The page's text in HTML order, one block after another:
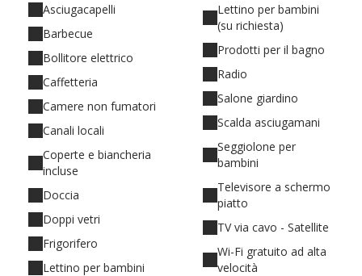
Asciugacapelli
Barbecue
Bollitore elettrico
Caffetteria
Camere non fumatori
Canali locali
Coperte e biancheria
incluse
Doccia
Doppi vetri
Frigorifero
Lettino per bambini
Lettino per bambini
(su richiesta)
Prodotti per il bagno
Radio
Salone giardino
Scalda asciugamani
Seggiolone per
bambini
Televisore a schermo
piatto
TV via cavo - Satellite
Wi-Fi gratuito ad alta
velocità